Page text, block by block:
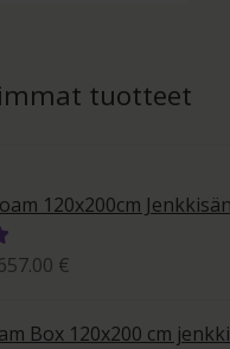
tuotteet
120x200cm
€
-
Box 120x200 cm